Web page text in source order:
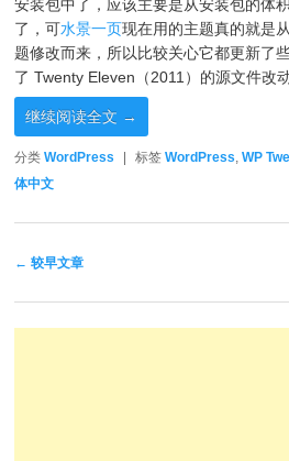
安装包中了，应该主要是从安装包的体
了，可水景一页现在用的主题真的就是
题修改而来，所以比较关心它都更新了
了 Twenty Eleven（2011）的源文件改动
继续阅读全文 →
分类 WordPress 标签 WordPress,WP
体中文
文章导航
← 较早文章